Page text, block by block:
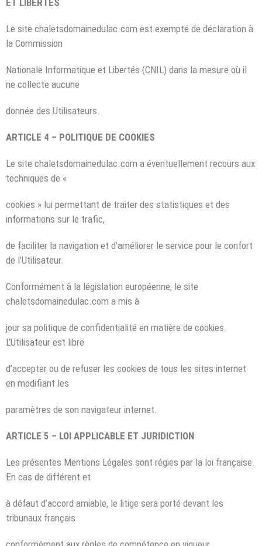
Le site chaletsdomainedulac.com est exempté de déclaration à
la Commission
Nationale Informatique et Libertés (CNIL) dans la mesure où il
ne collecte aucune
donnée des Utilisateurs.
ARTICLE 4 – POLITIQUE DE COOKIES
Le site chaletsdomainedulac.com a éventuellement recours aux
techniques de «
cookies » lui permettant de traiter des statistiques et des
informations sur le trafic,
de faciliter la navigation et d’améliorer le service pour le confort
de l’Utilisateur.
Conformément à la législation européenne, le site
chaletsdomainedulac.com a mis à
jour sa politique de confidentialité en matière de cookies.
L’Utilisateur est libre
d’accepter ou de refuser les cookies de tous les sites internet
en modifiant les
paramètres de son navigateur internet.
ARTICLE 5 – LOI APPLICABLE ET JURIDICTION
Les présentes Mentions Légales sont régies par la loi française.
En cas de différent et
à défaut d’accord amiable, le litige sera porté devant les
tribunaux français